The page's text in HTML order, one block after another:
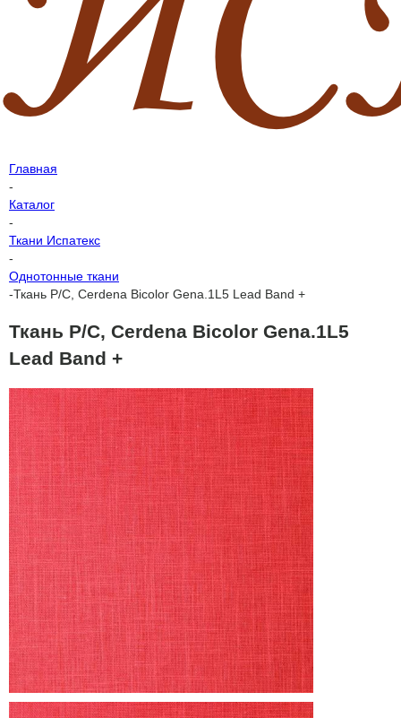
Главная
-
Каталог
-
Ткани Испатекс
-
Однотонные ткани
-Ткань P/C, Cerdena Bicolor Gena.1L5 Lead Band +
Ткань P/C, Cerdena Bicolor Gena.1L5
Lead Band +